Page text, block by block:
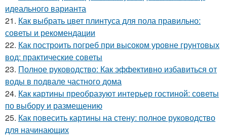
идеального варианта
21. Как выбрать цвет плинтуса для пола правильно:
советы и рекомендации
22. Как построить погреб при высоком уровне грунтовых
вод: практические советы
23. Полное руководство: Как эффективно избавиться от
воды в подвале частного дома
24. Как картины преобразуют интерьер гостиной: советы
по выбору и размещению
25. Как повесить картины на стену: полное руководство
для начинающих